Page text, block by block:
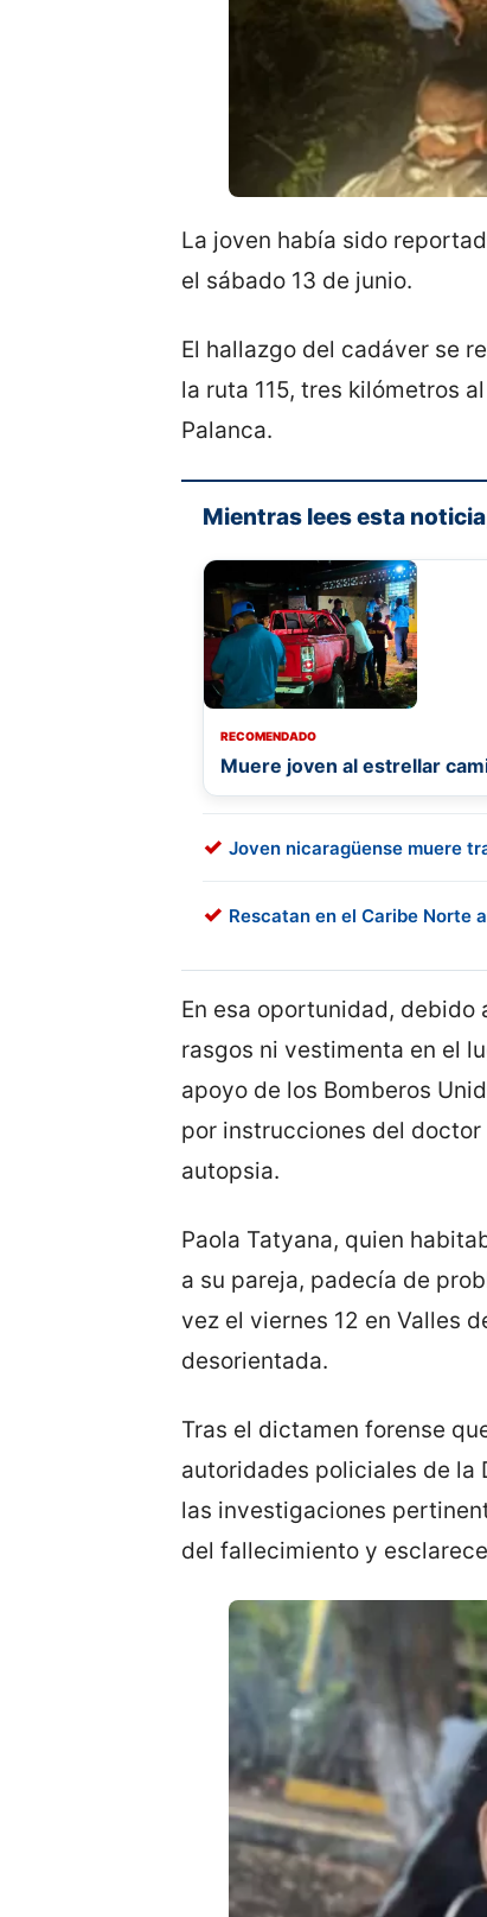
La joven había sido
el sábado 13 de junio.
El hallazgo del cadáver se
la ruta 115, tres kilómetros
Palanca.
Mientras lees esta
RECOMENDADO
Muere joven al estrellar
Joven nicaragüense muere
Rescatan en el Caribe Norte
En esa oportunidad, debido
rasgos ni vestimenta en el
apoyo de los Bomberos
por instrucciones del
autopsia.
Paola Tatyana, quien
a su pareja, padecía de
vez el viernes 12 en Valles
desorientada.
Tras el dictamen forense
autoridades policiales de la
las investigaciones
del fallecimiento y